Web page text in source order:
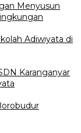
Menyusun
Adiwiyata di
Karanganyar